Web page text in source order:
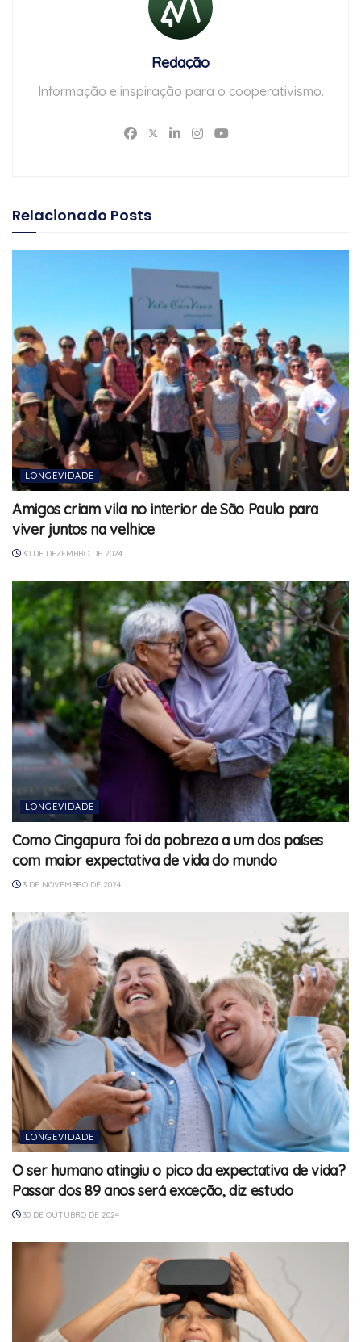
Redação
Informação e inspiração para o cooperativismo.
Relacionado Posts
LONGEVIDADE
Amigos criam vila no interior de São Paulo para
viver juntos na velhice
30 DE DEZEMBRO DE 2024
LONGEVIDADE
Como Cingapura foi da pobreza a um dos países
com maior expectativa de vida do mundo
3 DE NOVEMBRO DE 2024
LONGEVIDADE
O ser humano atingiu o pico da expectativa de vida?
Passar dos 89 anos será exceção, diz estudo
30 DE OUTUBRO DE 2024